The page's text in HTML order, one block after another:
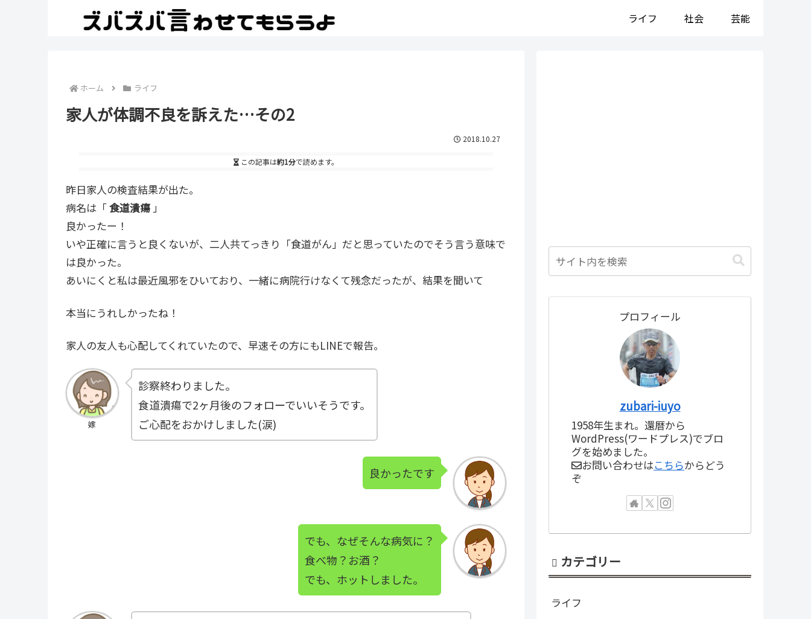
ライフ 社会 芸能
ホーム ライフ
家人が体調不良を訴えた…その2
2018.10.27
この記事は約1分で読めます。
昨日家人の検査結果が出た。
病名は「食道潰瘍 」
良かったー！
いや正確に言うと良くないが、二人共てっきり「食道がん」だと思っていたのでそう言う意味で
は良かった。
あいにくと私は最近風邪をひいており、一緒に病院行けなくて残念だったが、結果を聞いて
本当にうれしかったね！
家人の友人も心配してくれていたので、早速その方にもLINEで報告。
嫁
診察終わりました。
食道潰瘍で2ヶ月後のフォローでいいそうです。
ご心配をおかけしました(涙)
良かったです
でも、なぜそんな病気に？
食べ物？お酒？
でも、ホットしました。
プロフィール
zubari-iuyo
1958年生まれ。還暦から
WordPress(ワードプレス)でブロ
グを始めました。
お問い合わせはこちらからどう
ぞ
カテゴリー
ライフ